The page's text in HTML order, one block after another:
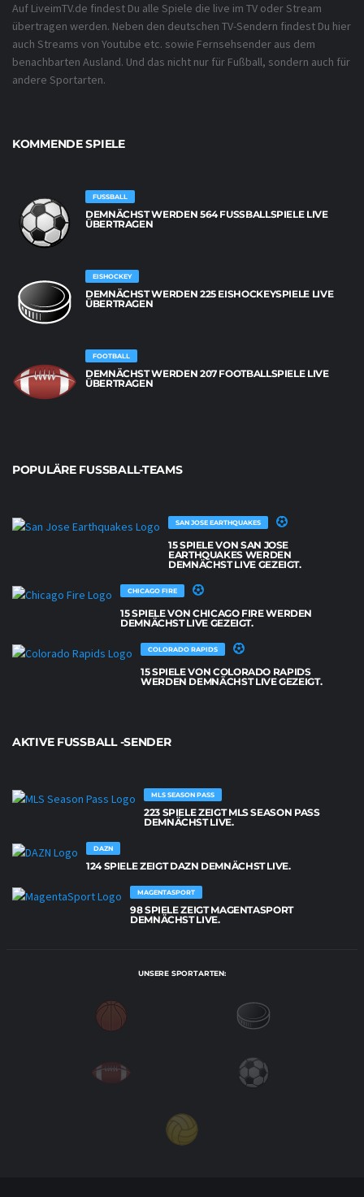
Auf LiveimTV.de findest Du alle Spiele die live im TV oder Stream
übertragen werden. Neben den deutschen TV-Sendern findest Du hier
auch Streams von Youtube etc. sowie Fernsehsender aus dem
benachbarten Ausland. Und das nicht nur für Fußball, sondern auch für
andere Sportarten.
KOMMENDE SPIELE
FUSSBALL
DEMNÄCHST WERDEN 564 FUSSBALLSPIELE LIVE Ü
BERTRAGEN
EISHOCKEY
DEMNÄCHST WERDEN 225 EISHOCKEYSPIELE LIVE
ÜBERTRAGEN
FOOTBALL
DEMNÄCHST WERDEN 207 FOOTBALLSPIELE LIVE
ÜBERTRAGEN
POPULÄRE FUSSBALL-TEAMS
SAN JOSE EARTHQUAKES
15 SPIELE VON SAN JOSE
EARTHQUAKES WERDEN
DEMNÄCHST LIVE GEZEIGT.
CHICAGO FIRE
15 SPIELE VON CHICAGO FIRE WERDEN
DEMNÄCHST LIVE GEZEIGT.
COLORADO RAPIDS
15 SPIELE VON COLORADO RAPIDS
WERDEN DEMNÄCHST LIVE GEZEIGT.
AKTIVE FUSSBALL -SENDER
MLS SEASON PASS
223 SPIELE ZEIGT MLS SEASON PASS
DEMNÄCHST LIVE.
DAZN
124 SPIELE ZEIGT DAZN DEMNÄCHST LIVE.
MAGENTASPORT
98 SPIELE ZEIGT MAGENTASPORT
DEMNÄCHST LIVE.
UNSERE SPORTARTEN: